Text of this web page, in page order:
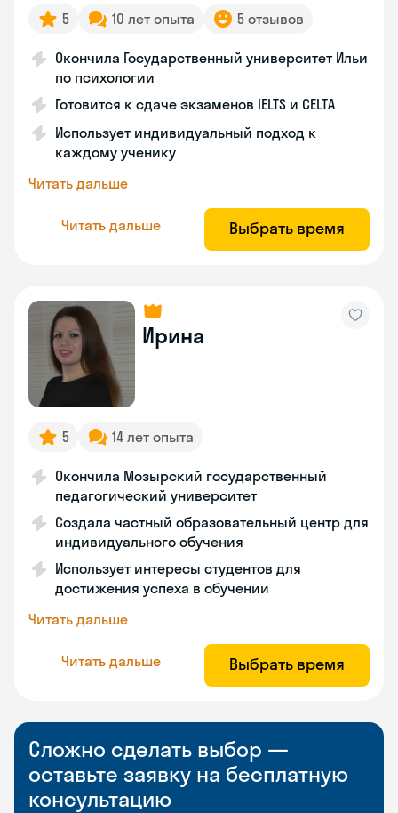
5 10 лет опыта 5 отзывов
Окончила Государственный университет Ильи
по психологии
Готовится к сдаче экзаменов IELTS и CELTA
Использует индивидуальный подход к
каждому ученику
Читать дальше
Читать дальше Выбрать время
Ирина
5 14 лет опыта
Окончила Мозырский государственный
педагогический университет
Создала частный образовательный центр для
индивидуального обучения
Использует интересы студентов для
достижения успеха в обучении
Читать дальше
Читать дальше Выбрать время
Сложно сделать выбор —
оставьте заявку на бесплатную
консультацию